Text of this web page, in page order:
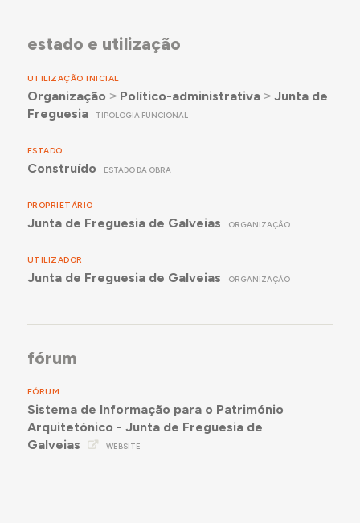
estado e utilização
UTILIZAÇÃO INICIAL
Organização ˃ Político-administrativa˃ Junta de
Freguesia
TIPOLOGIA FUNCIONAL
ESTADO
Construído ESTADO DA OBRA
PROPRIETÁRIO
Junta de Freguesia de Galveias ORGANIZAÇÃO
UTILIZADOR
Junta de Freguesia de Galveias ORGANIZAÇÃO
fórum
FÓRUM
Sistema de Informação para o Património
Arquitetónico - Junta de Freguesia de
Galveias
WEBSITE